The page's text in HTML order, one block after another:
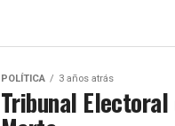
POLÍTICA 3 años atrás
Tribunal